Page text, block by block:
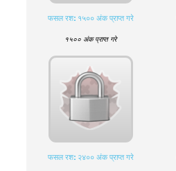
फसल रश: १५०० अंक प्राप्त गरे
१५०० अंक प्राप्त गरे
फसल रश: २४०० अंक प्राप्त गरे